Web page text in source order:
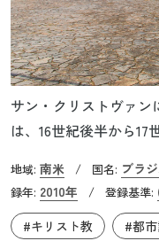
サン・クリストヴァ
は、16世紀後半から
トガルの植民地都市計
として、その歴史的価
フランシスコ会修道院
地域: 南米 / 国名: ブラ
録年: 2010年 / 登録基準:
#キリスト教
#都